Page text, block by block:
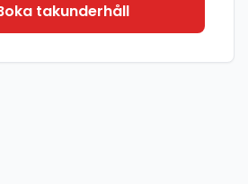
takunderhåll